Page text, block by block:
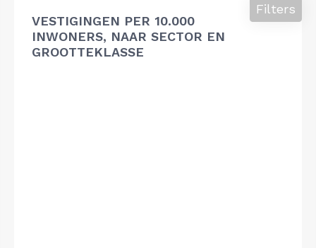
VESTIGINGEN PER 10.000
INWONERS, NAAR SECTOR EN
GROOTTEKLASSE
Filters